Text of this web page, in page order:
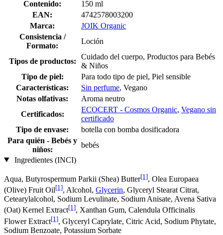
Contenido:
150 ml
EAN:
4742578003200
Marca:
JOIK Organic
Consistencia /
Formato:
Loción
Tipos de productos:
Cuidado del cuerpo, Productos para Bebés
& Niños
Tipo de piel:
Para todo tipo de piel, Piel sensible
Características:
Sin perfume, Vegano
Notas olfativas:
Aroma neutro
Certificados:
ECOCERT - Cosmos Organic, Vegano sin
certificado
Tipo de envase:
botella con bomba dosificadora
Para quién - Bebés y
niños:
bebés
Ingredientes (INCI)
Aqua, Butyrospermum Parkii (Shea) Butter[1], Olea Europaea
(Olive) Fruit Oil[1], Alcohol, Glycerin, Glyceryl Stearat Citrat,
Cetearylalcohol, Sodium Levulinate, Sodium Anisate, Avena Sativa
(Oat) Kernel Extract[1], Xanthan Gum, Calendula Officinalis
Flower Extract[1], Glyceryl Caprylate, Citric Acid, Sodium Phytate,
Sodium Benzoate, Potassium Sorbate